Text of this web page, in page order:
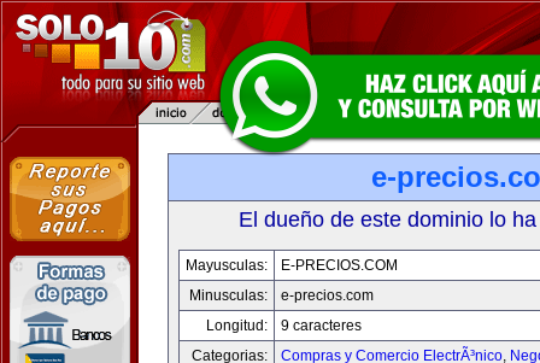
e-
El dueño de este dominio lo
Mayusculas:
E-PRECIOS.COM
Minusculas:
e-precios.com
Longitud:
9 caracteres
Categorias:
Compras y Comercio ElectrÃ³nico,